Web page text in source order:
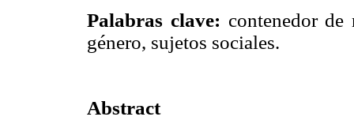
Palabras clave: contenedor de
género, sujetos sociales.
Abstract